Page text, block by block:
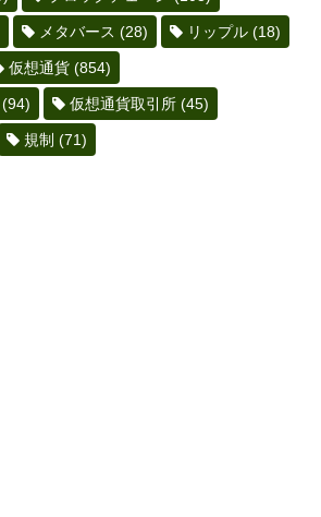
メタバース (28) リップル (18)
仮想通貨 (854)
(94) 仮想通貨取引所 (45)
規制 (71)